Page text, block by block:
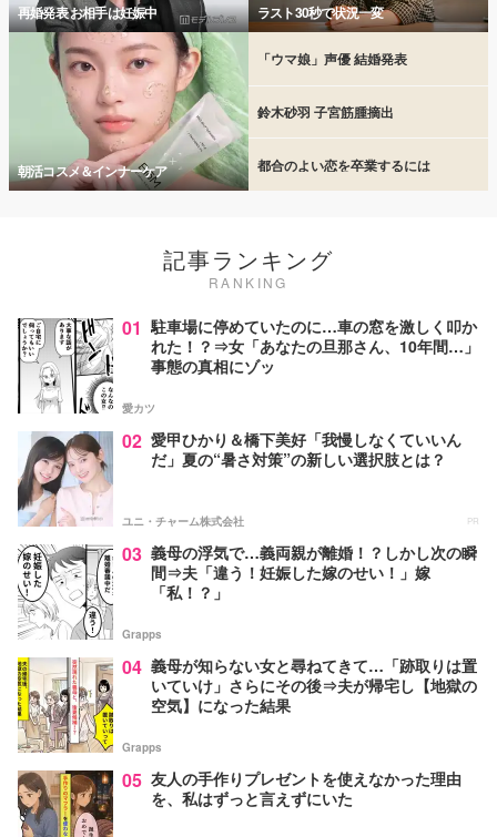
再婚発表 お相手は妊娠中 ラスト30秒で状況一変
朝活コスメ＆インナーケア
「ウマ娘」声優 結婚発表
鈴木砂羽 子宮筋腫摘出
都合のよい恋を卒業するには
記事ランキング
RANKING
01 駐車場に停めていたのに…車の窓を激しく叩か
れた！？⇒女「あなたの旦那さん、10年間…」
事態の真相にゾッ
愛カツ
02 愛甲ひかり＆橋下美好「我慢しなくていいん
だ」夏の“暑さ対策”の新しい選択肢とは？
ユニ・チャーム株式会社 PR
03 義母の浮気で…義両親が離婚！？しかし次の瞬
間⇒夫「違う！妊娠した嫁のせい！」嫁
「私！？」
Grapps
04 義母が知らない女と尋ねてきて…「跡取りは置
いていけ」さらにその後⇒夫が帰宅し【地獄の
空気】になった結果
Grapps
05 友人の手作りプレゼントを使えなかった理由
を、私はずっと言えずにいた